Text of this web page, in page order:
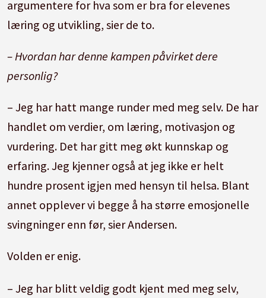
argumentere for hva som er bra for elevenes
læring og utvikling, sier de to.
– Hvordan har denne kampen påvirket dere
personlig?
– Jeg har hatt mange runder med meg selv. De har
handlet om verdier, om læring, motivasjon og
vurdering. Det har gitt meg økt kunnskap og
erfaring. Jeg kjenner også at jeg ikke er helt
hundre prosent igjen med hensyn til helsa. Blant
annet opplever vi begge å ha større emosjonelle
svingninger enn før, sier Andersen.
Volden er enig.
– Jeg har blitt veldig godt kjent med meg selv,